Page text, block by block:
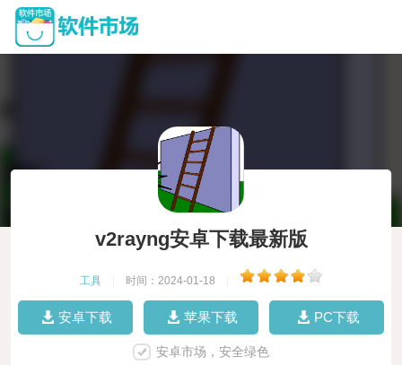
v2rayng安卓下载最新版
工具 时间：2024-01-18
安卓下载 苹果下载 PC下载
安卓市场，安全绿色